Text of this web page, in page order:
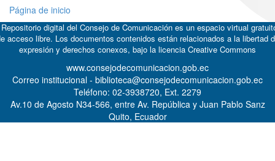
Página de inicio
digital del Consejo de Comunicación es un espacio virtual
acceso libre. Los documentos contenidos están relacionados a la libertad
expresión y derechos conexos, bajo la licencia Creative Commons
www.consejodecomunicacion.gob.ec
Correo institucional - biblioteca@consejodecomunicacion.gob.ec
Teléfono: 02-3938720, Ext. 2279
Av.10 de Agosto N34-566, entre Av. República y Juan Pablo Sanz
Quito, Ecuador